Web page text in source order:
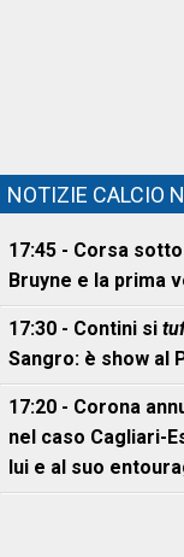
NOTIZIE CALCIO
17:45 - Corsa
Bruyne e la prima
17:30 - Contini si
Sangro: è show al
17:20 - Corona
nel caso Cagliari-
lui e al suo